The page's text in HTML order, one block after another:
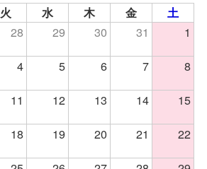
火 水 木 金 土
28 29 30 31
1
4 5 6 7 8
11 12 13 14
15
18 19 20 21
22